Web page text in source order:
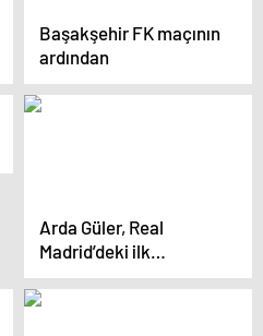
Başakşehir FK maçının
ardından
Arda Güler, Real
Madrid’deki ilk
maçında beğeni
topladı